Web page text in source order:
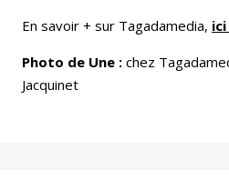
En savoir + sur Tagadamedia, ici
Photo de Une : chez
Jacquinet